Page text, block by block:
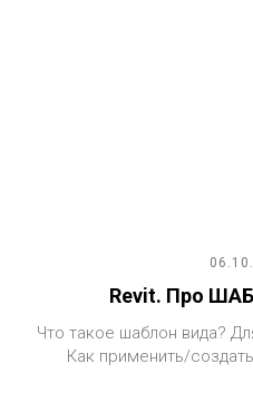
Revit. Про
Что такое шаблон вида?
Как применить/